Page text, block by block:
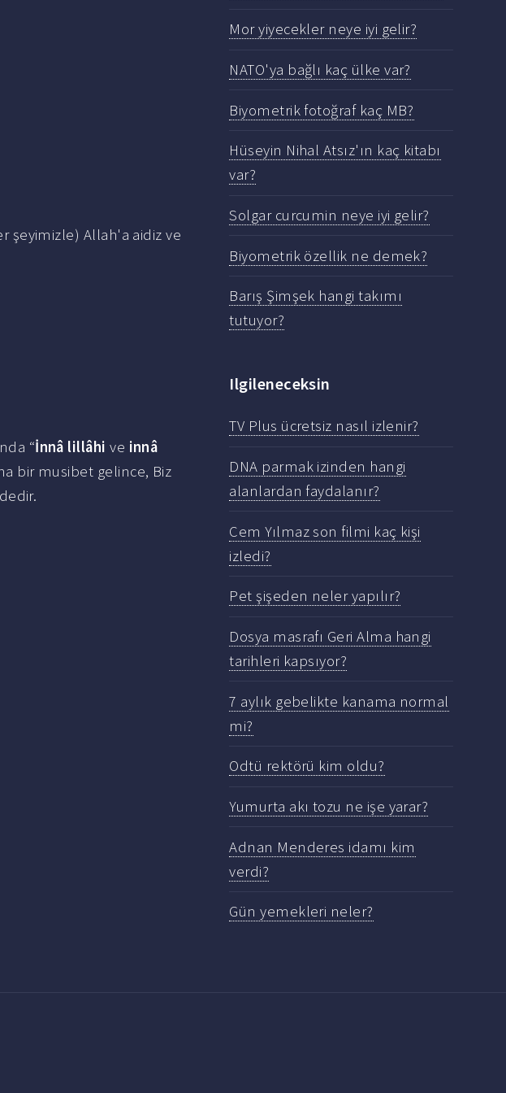
şeyimizle) Allah'a aidiz ve
“İnnâ lillâhi ve innâ
bir musibet gelince, Biz
Mor yiyecekler neye iyi gelir?
NATO'ya bağlı kaç ülke var?
Biyometrik fotoğraf kaç MB?
Hüseyin Nihal Atsız'ın kaç kitabı
var?
Solgar curcumin neye iyi gelir?
Biyometrik özellik ne demek?
Barış Şimşek hangi takımı
tutuyor?
Ilgileneceksin
TV Plus ücretsiz nasıl izlenir?
DNA parmak izinden hangi
alanlardan faydalanır?
Cem Yılmaz son filmi kaç kişi
izledi?
Pet şişeden neler yapılır?
Dosya masrafı Geri Alma hangi
tarihleri kapsıyor?
7 aylık gebelikte kanama normal
mi?
Odtü rektörü kim oldu?
Yumurta akı tozu ne işe yarar?
Adnan Menderes idamı kim
verdi?
Gün yemekleri neler?